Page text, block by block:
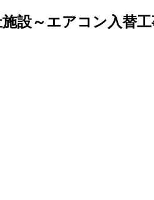
設～エアコン入替